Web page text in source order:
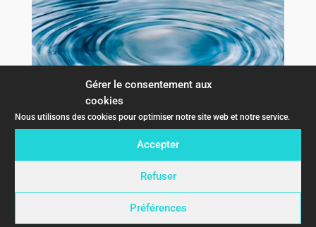
Gérer le consentement aux
cookies
Nous utilisons des cookies pour optimiser notre site web et notre service.
Accepter
Refuser
Préférences
VOTRE PISCINE